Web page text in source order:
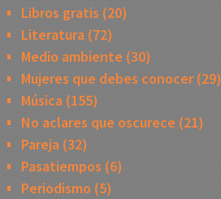
Libros gratis (20)
Literatura(72)
Medio ambiente (30)
Mujeres que debes conocer(29)
Música(155)
No aclares que oscurece (21)
Pareja(32)
Pasatiempos (6)
Periodismo (5)